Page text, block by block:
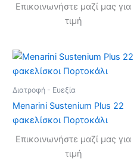
Επικοινωνήστε μαζί μας για
τιμή
Διατροφή - Ευεξία
Menarini Sustenium Plus 22
φακελίσκοι Πορτοκάλι
Επικοινωνήστε μαζί μας για
τιμή